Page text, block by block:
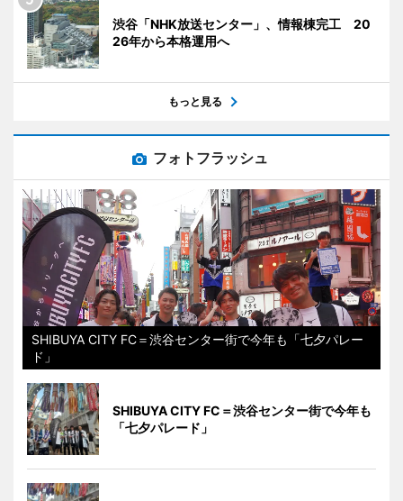
渋谷「NHK放送センター」、情報棟完工 20
26年から本格運用へ
もっと見る
フォトフラッシュ
SHIBUYA CITY FC＝渋谷センター街で今年も「七夕パレー
ド」
SHIBUYA CITY FC＝渋谷センター街で今年も
「七夕パレード」